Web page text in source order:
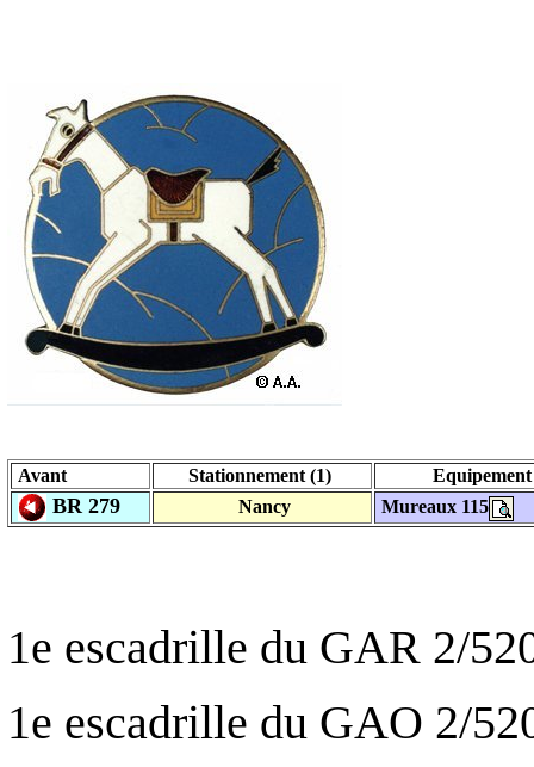
Avant Stationnement (1)
BR 279 Nancy Mureaux 115
1e escadrille du GAR 2/
1e escadrille du GAO 2/